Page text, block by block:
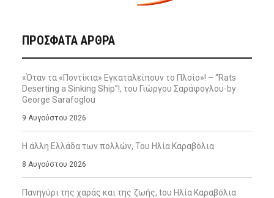
ΠΡΌΣΦΑΤΑ ΆΡΘΡΑ
«Όταν τα «Ποντίκια» Εγκαταλείπουν το Πλοίο»! – “Rats
Deserting a Sinking Ship”!, του Γιώργου Σαράφογλου-by
George Sarafoglou
9 Αυγούστου 2026
Η άλλη Ελλάδα των πολλών, Του Ηλία Καραβόλια
8 Αυγούστου 2026
Πανηγύρι της χαράς και της ζωής, tου Ηλία Καραβόλια